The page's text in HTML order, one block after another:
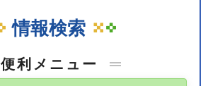
情報検索
便利メニュー